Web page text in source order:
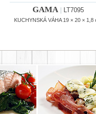
GAMA LT7095
KUCHYNSKÁ VÁHA 19 × 20 × 1,8